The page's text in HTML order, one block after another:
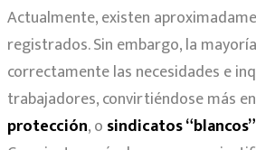
Actualmente, existen
registrados. Sin embargo, la
correctamente las necesidades e
trabajadores, convirtiéndose más en
protección, o sindicatos “blancos”